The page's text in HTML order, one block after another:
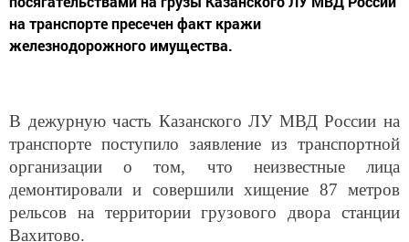
на транспорте пресечен факт кражи
железнодорожного имущества.
транспорте поступило заявление из транспортной
организации о том, что неизвестные лица
демонтировали и совершили хищение 87 метров
рельсов на территории грузового двора станции
Вахитово.